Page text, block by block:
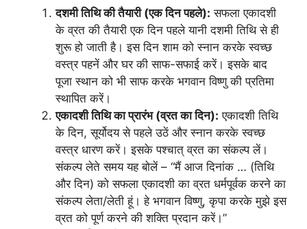
दशमी तिथि की तैयारी (एक दिन पहले): सफला एकादशी
के व्रत की तैयारी एक दिन पहले यानी दशमी तिथि से ही
शुरू हो जाती है। इस दिन शाम को स्नान करके स्वच्छ
वस्त्र पहनें और घर की साफ-सफाई करें। इसके बाद
पूजा स्थान को भी साफ करके भगवान विष्णु की प्रतिमा
स्थापित करें।
एकादशी तिथि का प्रारंभ (व्रत का दिन): एकादशी तिथि
के दिन, सूर्योदय से पहले उठें और स्नान करके स्वच्छ
वस्त्र धारण करें। इसके पश्चात् व्रत का संकल्प लें।
संकल्प लेते समय यह बोलें – “मैं आज दिनांक … (तिथि
और दिन) को सफला एकादशी का व्रत धर्मपूर्वक करने का
संकल्प लेता/लेती हूं। हे भगवान विष्णु, कृपा करके मुझे इस
व्रत को पूर्ण करने की शक्ति प्रदान करें।”